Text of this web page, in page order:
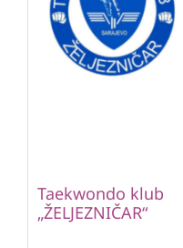
Taekwondo klub
„ŽELJEZNIČAR“